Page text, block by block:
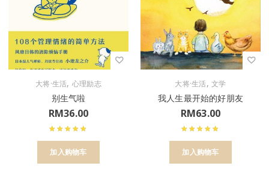
大将·生活, 心理励志
别生气啦
RM36.00
加入购物车
大将·生活,文学
我人生最开始的好朋友
RM63.00
加入购物车